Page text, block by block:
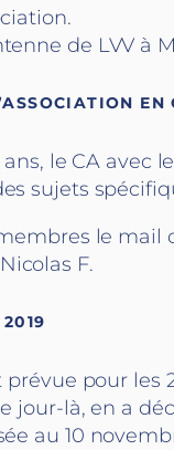
de LVV à
EN
ans, le CA
sujets
le mail
F.
pour les
jour-là, en a
au 10